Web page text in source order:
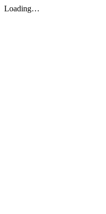
Loading…